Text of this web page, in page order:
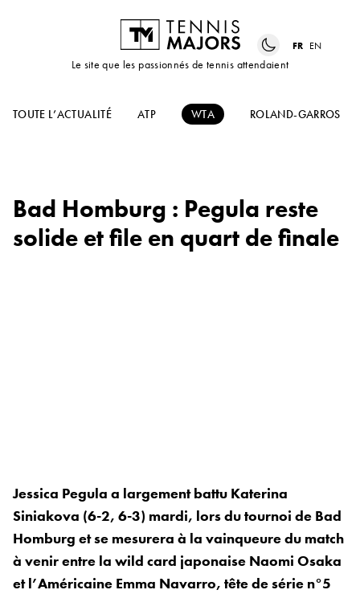
Le site que les passionnés de tennis attendaient
FR EN
TOUTE L’ACTUALITÉ ATP WTA ROLAND-GARROS
Bad Homburg : Pegula reste
solide et file en quart de finale
Jessica Pegula a largement battu Katerina
Siniakova (6-2, 6-3) mardi, lors du tournoi de Bad
Homburg et se mesurera à la vainqueure du match
à venir entre la wild card japonaise Naomi Osaka
et l’Américaine Emma Navarro, tête de série n°5